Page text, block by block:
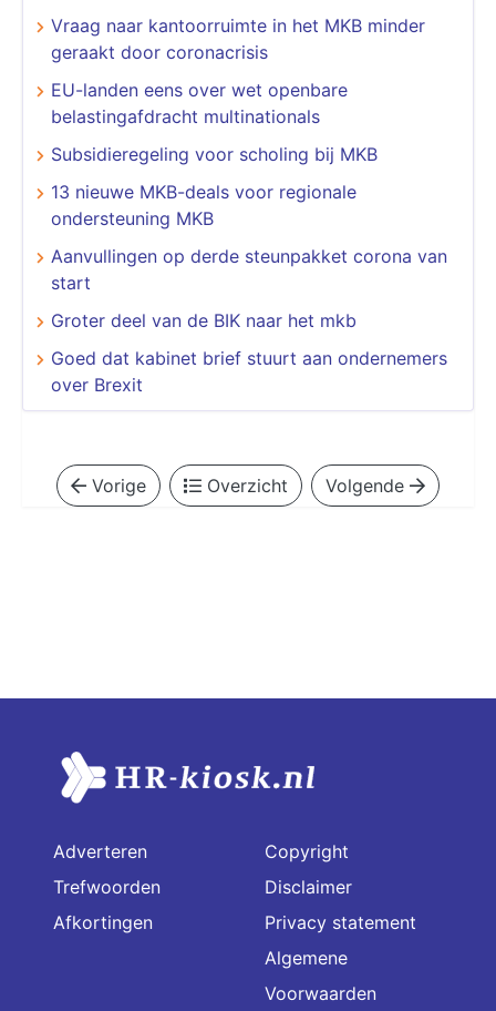
Vraag naar kantoorruimte in het MKB minder
geraakt door coronacrisis
EU-landen eens over wet openbare
belastingafdracht multinationals
Subsidieregeling voor scholing bij MKB
13 nieuwe MKB-deals voor regionale
ondersteuning MKB
Aanvullingen op derde steunpakket corona van
start
Groter deel van de BIK naar het mkb
Goed dat kabinet brief stuurt aan ondernemers
over Brexit
Vorige Overzicht Volgende
Adverteren
Trefwoorden
Afkortingen
Copyright
Disclaimer
Privacy statement
Algemene
Voorwaarden